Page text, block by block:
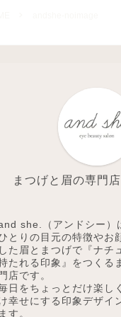
まつげと眉の専門
she.（アンドシー）
とりの目元の特徴やお
した眉とまつげで『ナチ
たれる印象』をつくる
門店です。
日をちょっとだけ楽し
幸せにする印象デザイ
ます。